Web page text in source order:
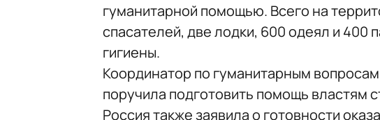
гуманитарной помощью. Всего на
спасателей, две лодки, 600 одеял и 400
гигиены.
Координатор по гуманитарным
поручила подготовить помощь властям
Россия также заявила о готовности